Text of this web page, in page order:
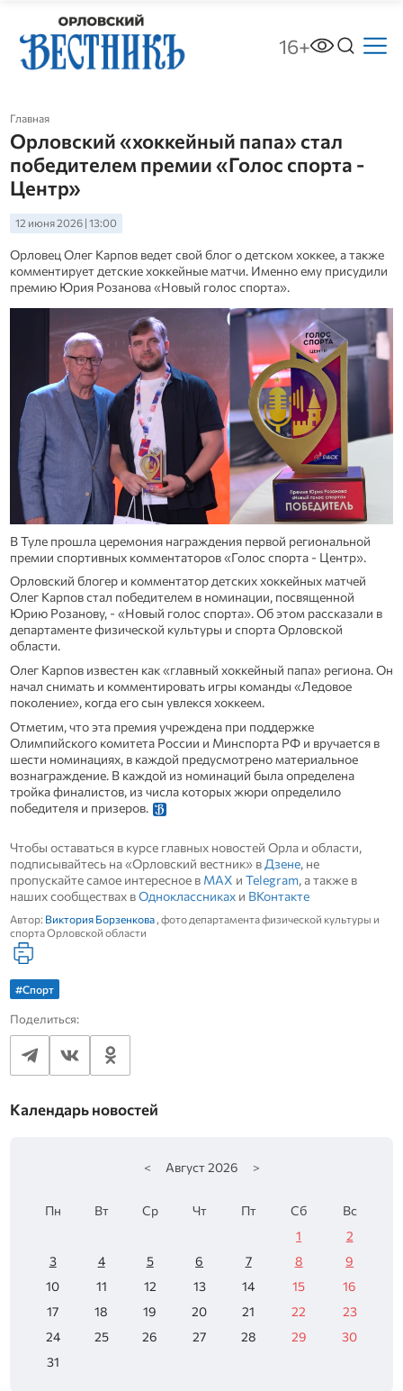
16+
Главная
Орловский «хоккейный папа» стал
победителем премии «Голос спорта -
Центр»
12 июня 2026 | 13:00
Орловец Олег Карпов ведет свой блог о детском хоккее, а также
комментирует детские хоккейные матчи. Именно ему присудили
премию Юрия Розанова «Новый голос спорта».
В Туле прошла церемония награждения первой региональной
премии спортивных комментаторов «Голос спорта - Центр».
Орловский блогер и комментатор детских хоккейных матчей
Олег Карпов стал победителем в номинации, посвященной
Юрию Розанову, - «Новый голос спорта». Об этом рассказали в
департаменте физической культуры и спорта Орловской
области.
Олег Карпов известен как «главный хоккейный папа» региона. Он
начал снимать и комментировать игры команды «Ледовое
поколение», когда его сын увлекся хоккеем.
Отметим, что эта премия учреждена при поддержке
Олимпийского комитета России и Минспорта РФ и вручается в
шести номинациях, в каждой предусмотрено материальное
вознаграждение. В каждой из номинаций была определена
тройка финалистов, из числа которых жюри определило
победителя и призеров.
Чтобы оставаться в курсе главных новостей Орла и области,
подписывайтесь на «Орловский вестник» в Дзене, не
пропускайте самое интересное в MAX и Telegram, а также в
наших сообществах вОдноклассникахи ВКонтакте
Автор: Виктория Борзенкова, фото департамента физической культуры и
спорта Орловской области
#Спорт
Поделиться:
Календарь новостей
< Август 2026 >
Пн Вт Ср Чт Пт Сб
Вс
1
2
3
4 5 6 7 8
9
10
11 12 13 14 15
16
17
18 19 20 21 22
23
24
25 26 27 28 29
30
31